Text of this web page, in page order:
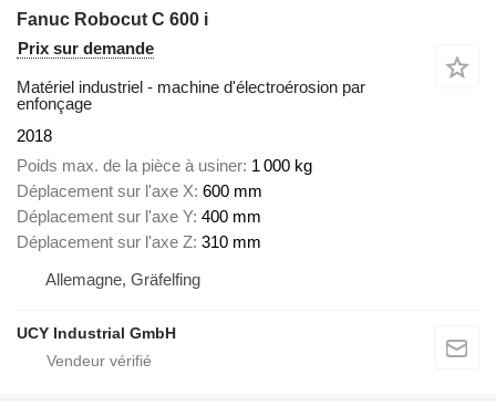
Fanuc Robocut C 600 i
Prix sur demande
Matériel industriel - machine d'électroérosion par
enfonçage
2018
Poids max. de la pièce à usiner 1 000 kg
Déplacement sur l'axe X 600 mm
Déplacement sur l'axe Y 400 mm
Déplacement sur l'axe Z 310 mm
Allemagne, Gräfelfing
UCY Industrial GmbH